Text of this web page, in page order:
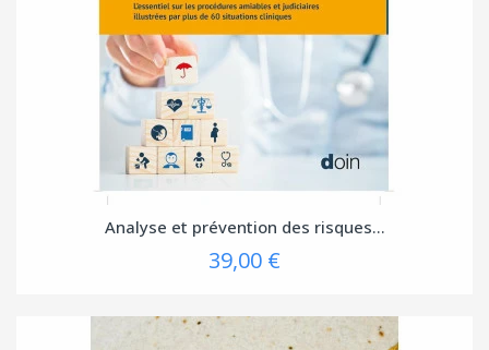
Analyse et prévention des risques...
39,00 €